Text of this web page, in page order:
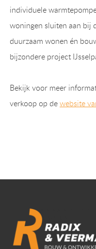
individuele
woningen sluiten aan bij
duurzaam wonen én
bijzondere project
Bekijk voor meer
verkoop op dewebsite